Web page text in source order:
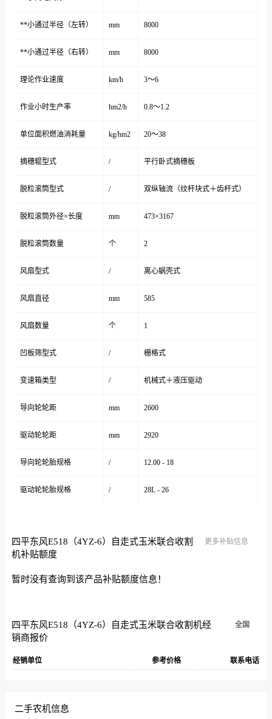
**小通过半径（左转） mm 8000
**小通过半径（右转） mm 8000
理论作业速度 km/h 3～6
作业小时生产率 hm2/h 0.8～1.2
单位面积燃油消耗量 kg/hm2 20～38
摘穗辊型式 / 平行卧式摘穗板
脱粒滚筒型式 / 双纵轴流（纹杆块式＋齿杆式）
脱粒滚筒外径×长度 mm 473×3167
脱粒滚筒数量 个 2
风扇型式 / 离心蜗壳式
风扇直径 mm 585
风扇数量 个 1
凹板筛型式 / 栅格式
变速箱类型 / 机械式＋液压驱动
导向轮轮距 mm 2600
驱动轮轮距 mm 2920
导向轮轮胎规格 / 12.00 - 18
驱动轮轮胎规格 / 28L - 26
四平东风E518（4YZ-6）自走式玉米联合收割
机补贴额度
更多补贴信息
暂时没有查询到该产品补贴额度信息！
四平东风E518（4YZ-6）自走式玉米联合收割机经
销商报价
全国
经销单位 参考价格 联系电话
二手农机信息